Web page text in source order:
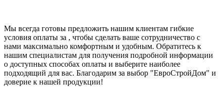
Мы всегда готовы предложить нашим клиентам гибкие
условия оплаты за , чтобы сделать ваше сотрудничество с
нами максимально комфортным и удобным. Обратитесь к
нашим специалистам для получения подробной информации
о доступных способах оплаты и выберите наиболее
подходящий для вас. Благодарим за выбор "ЕвроСтройДом" и
доверие к нашей продукции!